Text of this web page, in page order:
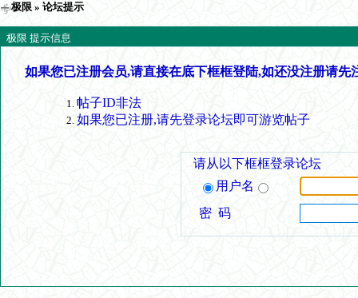
极限 » 论坛提示
极限 提示信息
如果您已注册会员,请直接在底下框框登陆,如还没注册请先
帖子ID非法
如果您已注册,请先登录论坛即可游览帖子
请从以下框框登录论坛
用户名
密 码